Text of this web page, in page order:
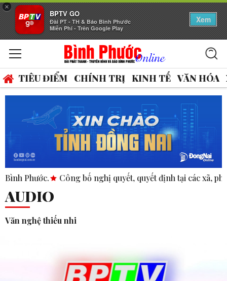
×
BPTV GO
Đài PT - TH & Báo Bình Phước
Miễn Phí - Trên Google Play
Xem
TIÊU ĐIỂM CHÍNH TRỊ KINH TẾ VĂN HÓA
Công bố nghị quyết, quyết định tại các xã, phường.
AUDIO
Văn nghệ thiếu nhi